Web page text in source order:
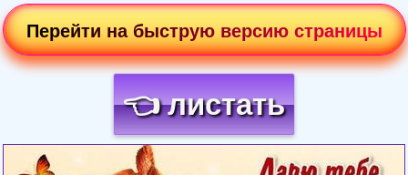
Перейти на быструю версию страницы
👈 листать
Загрузка картинки...